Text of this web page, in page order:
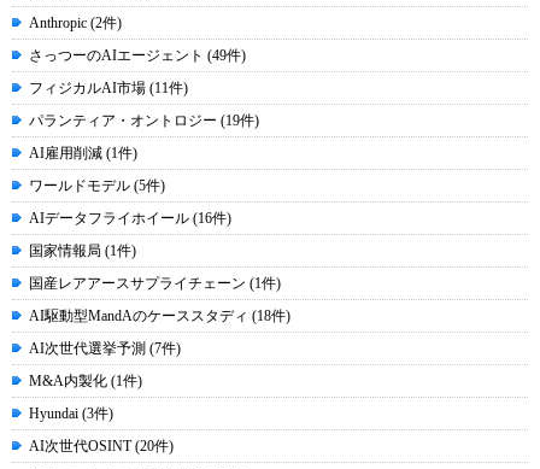
Anthropic (2件)
さっつーのAIエージェント (49件)
フィジカルAI市場 (11件)
パランティア・オントロジー (19件)
AI雇用削減 (1件)
ワールドモデル (5件)
AIデータフライホイール (16件)
国家情報局 (1件)
国産レアアースサプライチェーン (1件)
AI駆動型MandAのケーススタディ (18件)
AI次世代選挙予測 (7件)
M&A内製化 (1件)
Hyundai (3件)
AI次世代OSINT (20件)